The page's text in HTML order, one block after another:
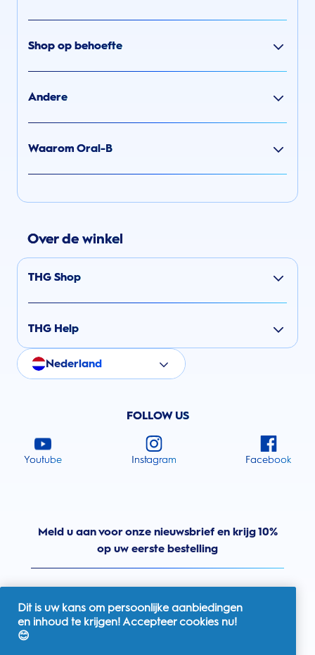
Shop op behoefte
Andere
Waarom Oral-B
Over de winkel
THG Shop
THG Help
Nederland
FOLLOW US
Youtube Instagram Facebook
Meld u aan voor onze nieuwsbrief en krijg 10%
op uw eerste bestelling
Dit is uw kans om persoonlijke aanbiedingen
en inhoud te krijgen! Accepteer cookies nu!
😊